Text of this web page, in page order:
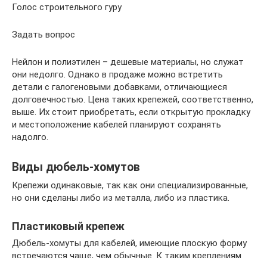
Голос строительного гуру
Задать вопрос
Нейлон и полиэтилен – дешевые материалы, но служат
они недолго. Однако в продаже можно встретить
детали с галогеновыми добавками, отличающиеся
долговечностью. Цена таких крепежей, соответственно,
выше. Их стоит приобретать, если открытую прокладку
и местоположение кабелей планируют сохранять
надолго.
Виды дюбель-хомутов
Крепежи одинаковые, так как они специализированные,
но они сделаны либо из металла, либо из пластика.
Пластиковый крепеж
Дюбель-хомуты для кабелей, имеющие плоскую форму
встречаются чаще, чем обычные. К таким креплениям